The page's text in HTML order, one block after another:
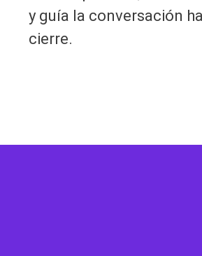
y guía la conversación
cierre.